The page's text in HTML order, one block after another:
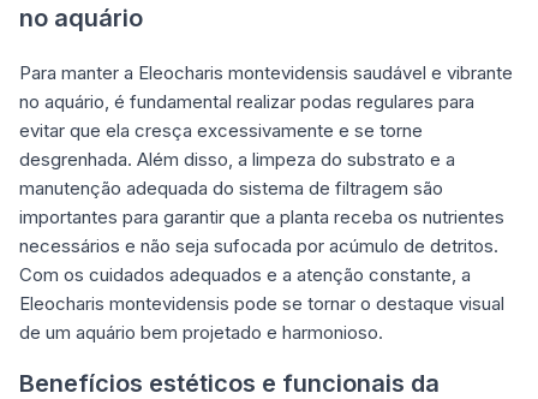
no aquário
Para manter a Eleocharis montevidensis saudável e vibrante
no aquário, é fundamental realizar podas regulares para
evitar que ela cresça excessivamente e se torne
desgrenhada. Além disso, a limpeza do substrato e a
manutenção adequada do sistema de filtragem são
importantes para garantir que a planta receba os nutrientes
necessários e não seja sufocada por acúmulo de detritos.
Com os cuidados adequados e a atenção constante, a
Eleocharis montevidensis pode se tornar o destaque visual
de um aquário bem projetado e harmonioso.
Benefícios estéticos e funcionais da